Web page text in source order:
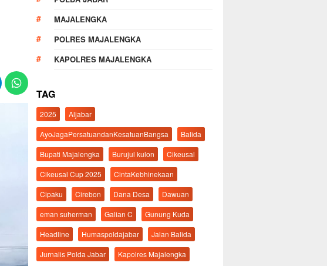
MAJALENGKA
POLRES MAJALENGKA
KAPOLRES MAJALENGKA
TAG
2025
Aljabar
AyoJagaPersatuandanKesatuanBangsa
Balida
Bupati Majalengka
Burujul kulon
Cikeusal
Cikeusal Cup 2025
CintaKebhinekaan
Cipaku
Cirebon Dana Desa
Dawuan
eman suherman
Galian C
Gunung Kuda
Headline
Humaspoldajabar
Jalan Balida
Jurnalis Polda Jabar
Kapolres Majalengka